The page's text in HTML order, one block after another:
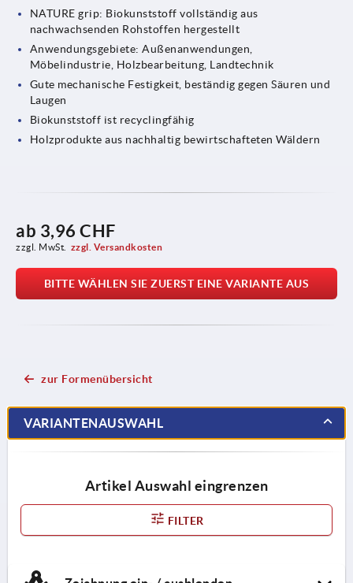
NATURE grip: Biokunststoff vollständig aus
nachwachsenden Rohstoffen hergestellt
Anwendungsgebiete: Außenanwendungen,
Möbelindustrie, Holzbearbeitung, Landtechnik
Gute mechanische Festigkeit, beständig gegen Säuren und
Laugen
Biokunststoff ist recyclingfähig
Holzprodukte aus nachhaltig bewirtschafteten Wäldern
ab 3,96 CHF
zzgl. MwSt. zzgl. Versandkosten
BITTE WÄHLEN SIE ZUERST EINE VARIANTE AUS
zur Formenübersicht
VARIANTENAUSWAHL
Artikel Auswahl eingrenzen
FILTER